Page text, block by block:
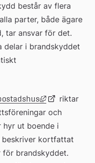
består av flera
parter, både ägare
tar ansvar för det.
delar i brandskyddet
Länk till
Länk
till
extern
riktar
och
hyr ut boende i
beskriver kortfattat
brandskyddet.